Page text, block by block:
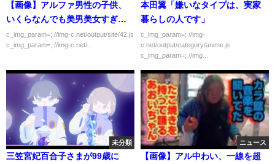
【画像】アルファ男性の子供、
いくらなんでも美男美女すぎる
ｗｗｗｗｗ
c_img_param=; //img-c.net/output/site/42.js
c_img_param=; //img-c.net/...
本田翼「嫌いなタイプは、実家
暮らしの人です」
c_img_param=; //img-
c.net/output/category/anime.js
c_img_param=; //img...
未分類
三笠宮妃百合子さまが99歳に
ニュース
【画像】アル中わい、一線を超